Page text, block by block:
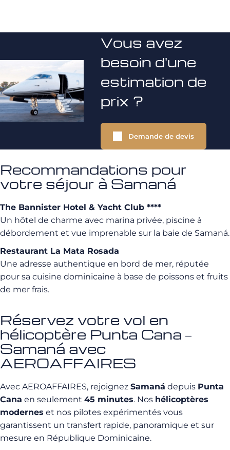
Vous avez
besoin d'une
estimation de
prix ?
Demande de devis
Recommandations pour
votre séjour à Samaná
The Bannister Hotel & Yacht Club ****
Un hôtel de charme avec marina privée, piscine à
débordement et vue imprenable sur la baie de Samaná.
Restaurant La Mata Rosada
Une adresse authentique en bord de mer, réputée
pour sa cuisine dominicaine à base de poissons et fruits
de mer frais.
Réservez votre vol en
hélicoptère Punta Cana –
Samaná avec
AEROAFFAIRES
Avec AEROAFFAIRES, rejoignez Samaná depuis Punta
Cana en seulement 45 minutes. Nos hélicoptères
modernes et nos pilotes expérimentés vous
garantissent un transfert rapide, panoramique et sur
mesure en République Dominicaine.